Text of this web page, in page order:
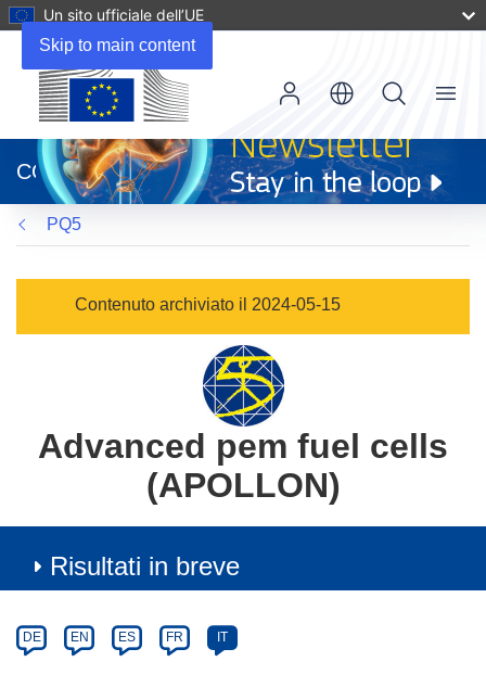
Skip to main content
Un sito ufficiale dell’UE
apre
in
una
nuova
finestra)
CORDIS
Menu
PQ5
Contenuto archiviato il 2024-05-15
Advanced pem fuel cells
(APOLLON)
Risultati in breve
Category
Article
available
DE EN ES FR IT